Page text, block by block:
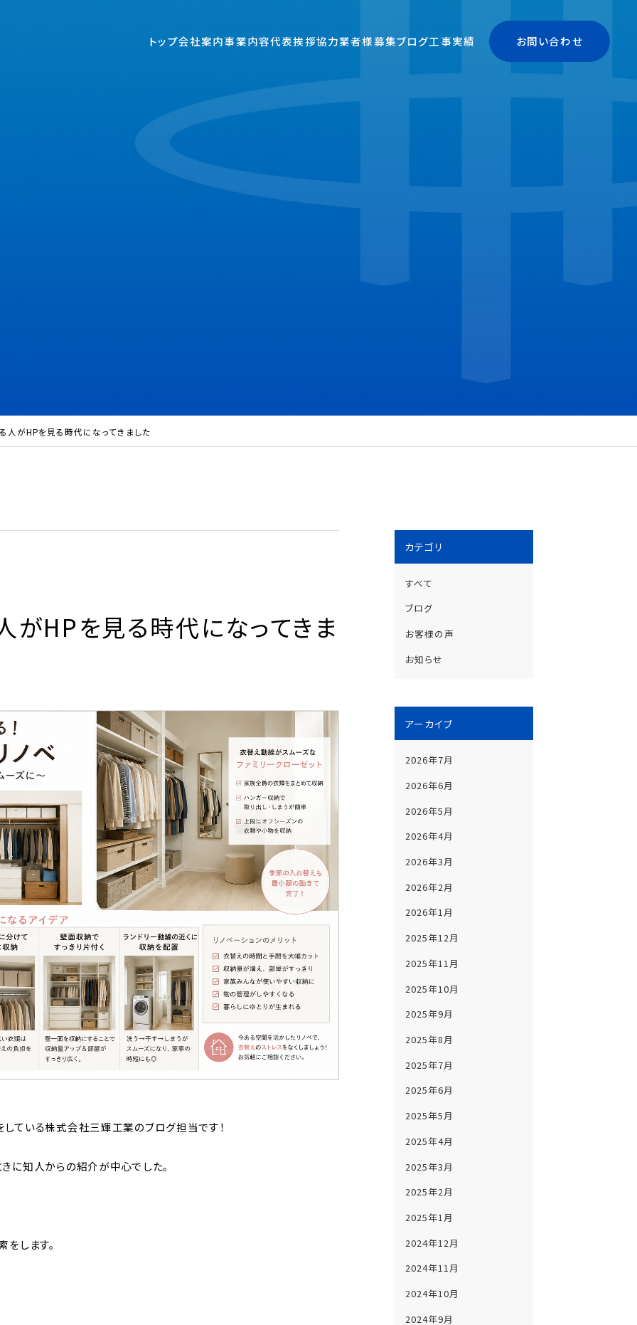
トップ会社案内事業内容代表挨拶協力業者様募集ブログ工事実績 お問い合わせ
人がHPを見る時代になってきました
がHPを見る時代になってきま
ている株式会社三輝工業のブログ担当です！
に知人からの紹介が中心でした。
します。
カテゴリ
すべて
ブログ
お客様の声
お知らせ
アーカイブ
2026年7月
2026年6月
2026年5月
2026年4月
2026年3月
2026年2月
2026年1月
2025年12月
2025年11月
2025年10月
2025年9月
2025年8月
2025年7月
2025年6月
2025年5月
2025年4月
2025年3月
2025年2月
2025年1月
2024年12月
2024年11月
2024年10月
2024年9月